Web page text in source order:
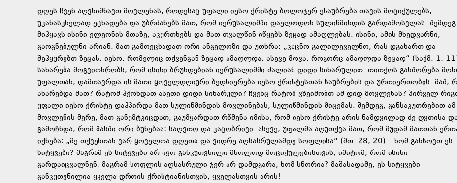
დღეს ჩვენ აღვნიშნავთ მოვლენას, როდესაც უფალი იესო ქრისტე ბოლოჯერ ესაუბრება თავის მოციქულებს,
უკანასკნელად ეცხადება და უბრძანებს მათ, რომ იერუსალიმში დაელოდონ სულიწმინდის გარდამოსვლას. შემდეგ
მიჰყავს ისინი ელეონის მთაზე, აკურთხებს და მათ თვალწინ იწყებს ზეცად ამაღლებას. ისინი, ამის მხედვარნი,
გაოგნებულნი არიან. მათ გამოეცხადათ ორი ანგელოზი და უთხრა: „კაცნო გალილეველნო, რას დგახართ და
შეჰყურებთ ზეცას, იესო, რომელიც თქვენგან ზეცად ამაღლდა, ასევე მოვა, როგორც ამაღლდა ზეცად“ (საქმ. 1,
სახარება მოგვითხრობს, რომ ისინი ბრუნდებიან იერუსალიმში ძალიან დიდი სიხარულით. თითქოს განშორება
უფალთან, დამთავრდა ის მათი ყოველდღიური ბედნიერება იესო ქრისტესთან საუბრების და ურთიერთობის. მაშ,
ახარებდა მათ? რატომ ჰქონდათ ასეთი დიდი სიხარული? ჩვენც რატომ ვზეიმობთ ამ დიდ მოვლენას? პირველ
უფალი იესო ქრისტე დაჰპირდა მათ სულიწმინდის მოვლინებას, სულიწმინდის მიცემას. შემდეგ, განსაკუთრებით ამ
მოვლენის მერე, მათ განუმტკიცდათ, გაუმყარდათ რწმენა იმისა, რომ იესო ქრისტე არის ნამდვილად ძე ღვთისა და
გამოჩნდა, რომ მასში ორი ბუნებაა: საღვთო და კაცობრივი. ასევე, უფალმა აღუთქვა მათ, რომ მუდამ მათთან
იქნება: „მე თქვენთან ვარ ყოველთა დღეთა და ვიდრე აღსასრულამდე სოფლისა“ (მთ. 28, 20) – ხომ გახსოვთ ეს
სიტყვები? მაგრამ ეს სიტყვები არ იყო განკუთვნილი მხოლოდ მოციქულებისთვის, იმიტომ, რომ ისინი
გარდაიცვალნენ, მაგრამ სოფლის აღსასრული ჯერ არ დამდგარა, ხომ სწორია? მაშასადამე, ეს სიტყვები
განკუთვნილია ყველა დროის ქრისტიანისთვის, ყველასთვის არის!